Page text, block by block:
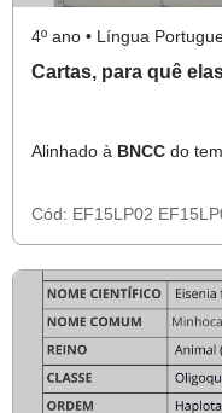
4º ano • Língua
Cartas, para quê
Alinhado à BNCC do
Cód: EF15LP02